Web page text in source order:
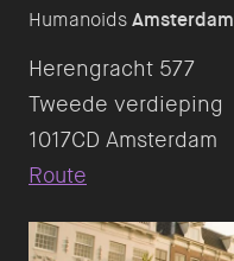
HumanoidsAmsterdam
Herengracht 577
Tweede verdieping
Route